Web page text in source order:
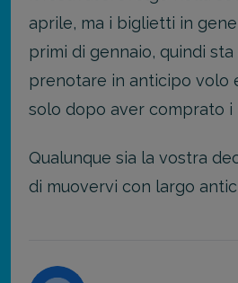
aprile, ma i biglietti in
primi di gennaio, quindi
prenotare in anticipo volo
solo dopo aver comprato i
Qualunque sia la vostra
di muovervi con largo